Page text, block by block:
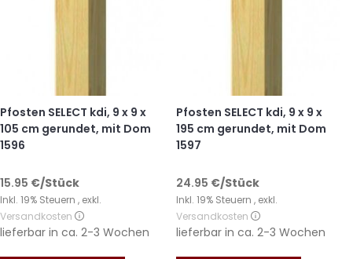
Pfosten SELECT kdi, 9 x 9 x
105 cm gerundet, mit Dom
1596
15.95 €/Stück
Inkl. 19% Steuern , exkl.
Versandkosten
lieferbar in ca. 2-3 Wochen
Pfosten SELECT kdi, 9 x 9 x
195 cm gerundet, mit Dom
1597
24.95 €/Stück
Inkl. 19% Steuern , exkl.
Versandkosten
lieferbar in ca. 2-3 Wochen